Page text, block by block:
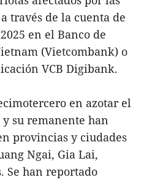
través de la cuenta de
en el Banco de
(Vietcombank) o
VCB Digibank.
en azotar el
su remanente han
provincias y ciudades
Ngai, Gia Lai,
Se han reportado